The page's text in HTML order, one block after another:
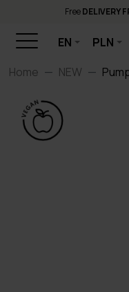
FreeDELIVERY
EN
PLN
Home
NEW